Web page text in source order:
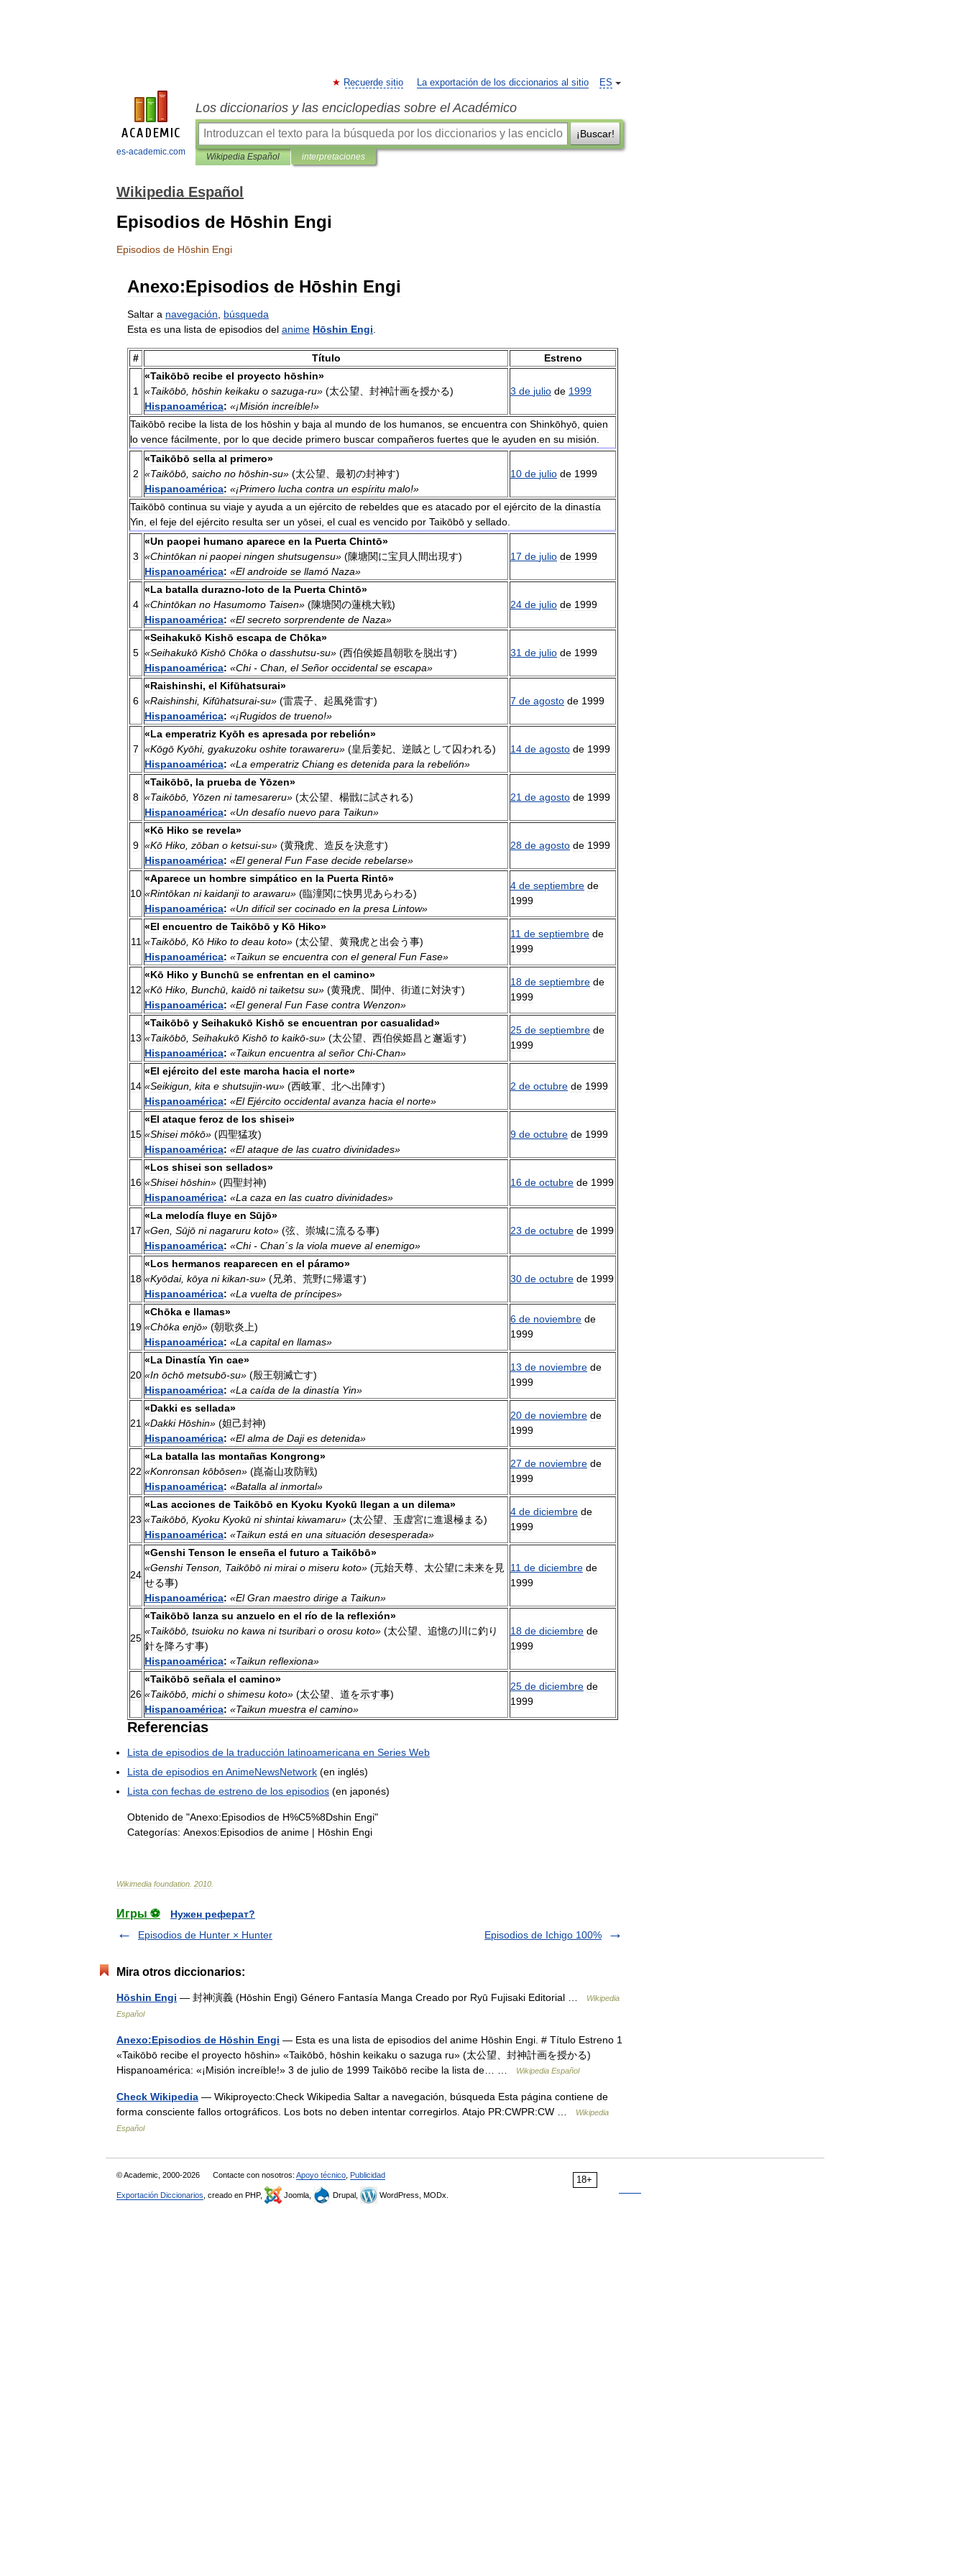
es-academic.com
ES
Recuerde sitio La exportación de los diccionarios al sitio
Los diccionarios y las enciclopedias sobre el Académico
¡Buscar!
Wikipedia Español interpretaciones
Wikipedia Español
Episodios de Hōshin Engi
Episodios de Hōshin Engi
Anexo:Episodios de Hōshin Engi
Saltar a navegación
búsqueda
Esta es una lista de episodios del anime Hōshin Engi
# Título Estreno
1
«Taikōbō recibe el proyecto hōshin»
«Taikōbō hōshin keikaku o sazuga-ru» (太公望 封神計画を授かる)
Hispanoamérica: «¡Misión increíble!»
3 de julio de 1999
Taikōbō recibe la lista de los hōshin y baja al mundo de los humanos se encuentra con Shinkōhyō quien
lo vence fácilmente por lo que decide primero buscar compañeros fuertes que le ayuden en su misión
2
«Taikōbō sella al primero»
«Taikōbō saicho no hōshin-su» (太公望 最初の封神す)
Hispanoamérica: «¡Primero lucha contra un espíritu malo!»
10 de julio de 1999
Taikōbō continua su viaje y ayuda a un ejército de rebeldes que es atacado por el ejército de la dinastía
Yin el feje del ejército resulta ser un yōsei el cual es vencido por Taikōbō y sellado
3
«Un paopei humano aparece en la Puerta Chintō»
«Chintōkan ni paopei ningen shutsugensu» (陳塘関に宝貝人間出現す)
Hispanoamérica: «El androide se llamó Naza»
17 de julio de 1999
4
«La batalla durazno-loto de la Puerta Chintō»
«Chintōkan no Hasumomo Taisen» (陳塘関の蓮桃大戦)
Hispanoamérica: «El secreto sorprendente de Naza»
24 de julio de 1999
5
«Seihakukō Kishō escapa de Chōka»
«Seihakukō Kishō Chōka o dasshutsu-su» (西伯侯姫昌朝歌を脱出す)
Hispanoamérica: «Chi- Chan el Señor occidental se escapa»
31 de julio de 1999
6
«Raishinshi, el Kifūhatsurai»
«Raishinshi, Kifūhatsurai-su» (雷震子 起風発雷す)
Hispanoamérica: «¡Rugidos de trueno!»
7 de agosto de 1999
7
«La emperatriz Kyōh es apresada por rebelión»
«Kōgō Kyōhi, gyakuzoku oshite torawareru» (皇后姜妃 逆賊として囚われる)
Hispanoamérica: «La emperatriz Chiang es detenida para la rebelión»
14 de agosto de 1999
8
«Taikōbō, la prueba de Yōzen»
«Taikōbō Yōzen ni tamesareru» (太公望 楊戩に試される)
Hispanoamérica: «Un desafío nuevo para Taikun»
21 de agosto de 1999
9
«Kō Hiko se revela»
«Kō Hiko zōban o ketsui-su» (黄飛虎 造反を決意す)
Hispanoamérica: «El general Fun Fase decide rebelarse»
28 de agosto de 1999
10
«Aparece un hombre simpático en la Puerta Rintō»
«Rintōkan ni kaidanji to arawaru» (臨潼関に快男児あらわる)
Hispanoamérica: «Un difícil ser cocinado en la presa Lintow»
4 de septiembre de
1999
11
«El encuentro de Taikōbō y Kō Hiko»
«Taikōbō Kō Hiko to deau koto» (太公望 黄飛虎と出会う事)
Hispanoamérica: «Taikun se encuentra con el general Fun Fase»
11 de septiembre de
1999
12
«Kō Hiko y Bunchū se enfrentan en el camino»
«Kō Hiko Bunchū kaidō ni taiketsu su» (黄飛虎 聞仲 街道に対決す)
Hispanoamérica: «El general Fun Fase contra Wenzon»
18 de septiembre de
1999
13
«Taikōbō y Seihakukō Kishō se encuentran por casualidad»
«Taikōbō Seihakukō Kishō to kaikō-su» (太公望 西伯侯姫昌と邂逅す)
Hispanoamérica: «Taikun encuentra al señor Chi-Chan»
25 de septiembre de
1999
14
«El ejército del este marcha hacia el norte»
«Seikigun kita e shutsujin-wu» (西岐軍 北へ出陣す)
Hispanoamérica: «El Ejército occidental avanza hacia el norte»
2 de octubre de 1999
15
«El ataque feroz de los shisei»
«Shisei mōkō» (四聖猛攻)
Hispanoamérica: «El ataque de las cuatro divinidades»
9 de octubre de 1999
16
«Los shisei son sellados»
«Shisei hōshin» (四聖封神)
Hispanoamérica: «La caza en las cuatro divinidades»
16 de octubre de 1999
17
«La melodía fluye en Sūjō»
«Gen Sūjō ni nagaruru koto» (弦 崇城に流るる事)
Hispanoamérica: «Chi- Chan´s la viola mueve al enemigo»
23 de octubre de 1999
18
«Los hermanos reaparecen en el páramo»
«Kyōdai, kōya ni kikan-su» (兄弟 荒野に帰還す)
Hispanoamérica: «La vuelta de príncipes»
30 de octubre de 1999
19
«Chōka e llamas»
«Chōka enjō» (朝歌炎上)
Hispanoamérica: «La capital en llamas»
6 de noviembre de
1999
20
«La Dinastía Yin cae»
«In ōchō metsubō-su» (殷王朝滅亡す)
Hispanoamérica: «La caída de la dinastía Yin»
13 de noviembre de
1999
21
«Dakki es sellada»
«Dakki Hōshin» (妲己封神)
Hispanoamérica: «El alma de Daji es detenida»
20 de noviembre de
1999
22
«La batalla las montañas Kongrong»
«Konronsan kōbōsen» (崑崙山攻防戦)
Hispanoamérica: «Batalla al inmortal»
27 de noviembre de
1999
23
«Las acciones de Taikōbō en Kyoku Kyokū llegan a un dilema»
«Taikōbō Kyoku Kyokū ni shintai kiwamaru» (太公望 玉虚宮に進退極まる)
Hispanoamérica: «Taikun está en una situación desesperada»
4 de diciembre de
1999
24
«Genshi Tenson le enseña el futuro a Taikōbō»
«Genshi Tenson Taikōbō ni mirai o miseru koto» (元始天尊
太公望に未来を見
せる事)
Hispanoamérica: «El Gran maestro dirige a Taikun»
11 de diciembre de
1999
25
«Taikōbō lanza su anzuelo en el río de la reflexión»
«Taikōbō tsuioku no kawa ni tsuribari o orosu koto» (太公望
追憶の川に釣り
針を降ろす事)
Hispanoamérica: «Taikun reflexiona»
18 de diciembre de
1999
26
«Taikōbō señala el camino»
«Taikōbō michi o shimesu koto» (太公望 道を示す事)
Hispanoamérica: «Taikun muestra el camino»
25 de diciembre de
1999
Referencias
Lista de episodios de la traducción latinoamericana en Series Web
Lista de episodios en AnimeNewsNetwork (en inglés)
Lista con fechas de estreno de los episodios (en japonés)
Obtenido de "Anexo:Episodios de H%C5%8Dshin Engi"
Categorías: Anexos:Episodios de anime | Hōshin Engi
Wikimedia foundation 2010
Игры ⚽
Нужен реферат?
Episodios de Hunter × Hunter
Episodios de Ichigo 100%
Mira otros diccionarios:
Hōshin Engi — 封神演義 (Hōshin Engi) Género Fantasía Manga Creado por Ryū Fujisaki Editorial …
Wikipedia
Español
Anexo:Episodios de Hōshin Engi — Esta es una lista de episodios del anime Hōshin Engi. # Título Estreno 1
«Taikōbō recibe el proyecto hōshin» «Taikōbō, hōshin keikaku o sazuga ru» (太公望、封神計画を授かる)
Hispanoamérica: «¡Misión increíble!» 3 de julio de 1999 Taikōbō recibe la lista de… …
Wikipedia Español
Check Wikipedia — Wikiproyecto:Check Wikipedia Saltar a navegación, búsqueda Esta página contiene de
forma consciente fallos ortográficos. Los bots no deben intentar corregirlos. Atajo PR:CWPR:CW …
Wikipedia
Español
18+
© Academic, 2000-2026 Contacte con nosotros: Apoyo técnico Publicidad
Exportación Diccionarios , creado en PHP, Joomla, Drupal, WordPress, MODx.